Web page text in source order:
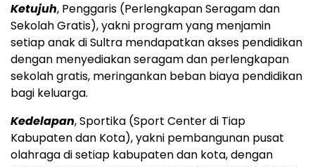
Ketujuh, Penggaris (Perlengkapan Seragam dan
Sekolah Gratis), yakni program yang menjamin
setiap anak di Sultra mendapatkan akses pendidikan
dengan menyediakan seragam dan perlengkapan
sekolah gratis, meringankan beban biaya pendidikan
bagi keluarga.
Kedelapan, Sportika (Sport Center di Tiap
Kabupaten dan Kota), yakni pembangunan pusat
olahraga di setiap kabupaten dan kota, dengan